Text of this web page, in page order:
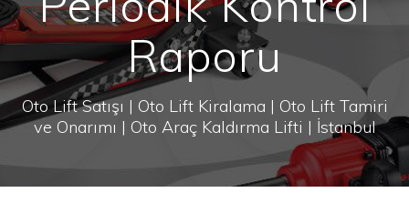
Raporu
Oto Lift Satışı | Oto Lift Kiralama | Oto Lift Tamiri
ve Onarımı | Oto Araç Kaldırma Lifti | İstanbul